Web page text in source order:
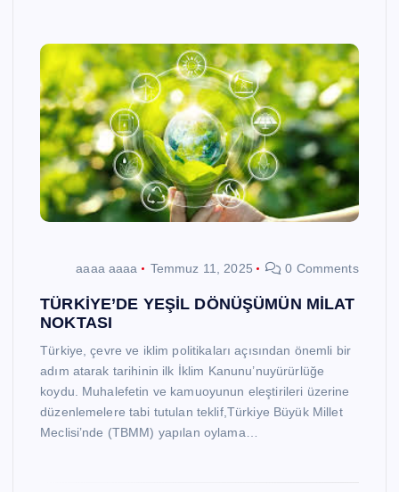
aaaa aaaa Temmuz 11, 2025 0 Comments
TÜRKİYE’DE YEŞİL DÖNÜŞÜMÜN MİLAT
NOKTASI
Türkiye, çevre ve iklim politikaları açısından önemli bir
adım atarak tarihinin ilk İklim Kanunu’nuyürürlüğe
koydu. Muhalefetin ve kamuoyunun eleştirileri üzerine
düzenlemelere tabi tutulan teklif,Türkiye Büyük Millet
Meclisi’nde (TBMM) yapılan oylama…